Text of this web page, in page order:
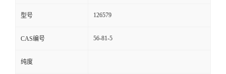
型号 126579
CAS编号 56-81-5
纯度